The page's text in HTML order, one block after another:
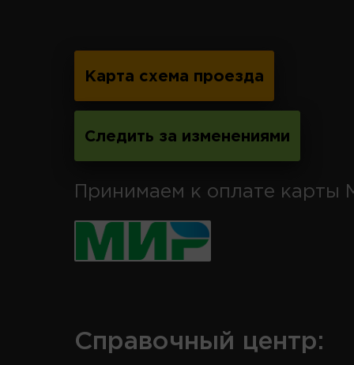
Карта схема проезда
Следить за изменениями
Принимаем к оплате карты
Справочный центр: